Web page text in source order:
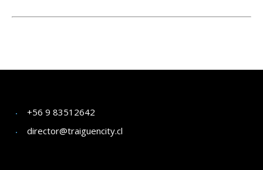
+56 9 83512642
director@traiguencity.cl